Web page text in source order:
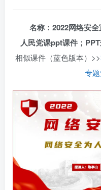
名称：2022网络安
人民党课ppt课件；
相似课件（蓝色版本）>>
专